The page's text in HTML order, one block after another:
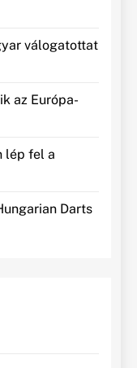
válogatottat
az Európa-
lép fel a
Darts